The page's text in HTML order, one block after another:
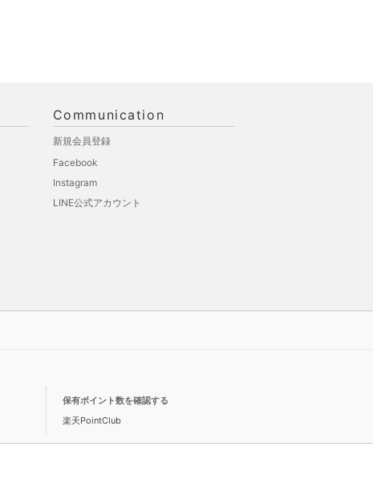
Communication
新規会員登録
Facebook
Instagram
LINE公式アカウント
保有ポイント数を確認する
楽天PointClub